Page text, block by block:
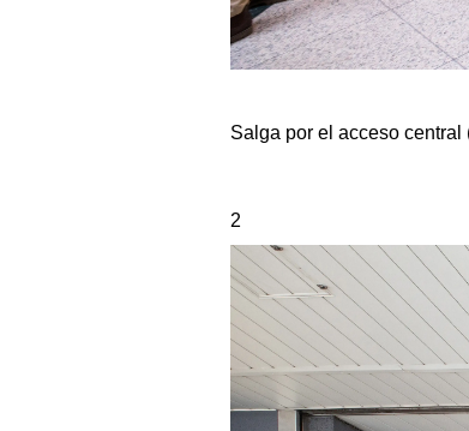
Salga por el acceso central
2